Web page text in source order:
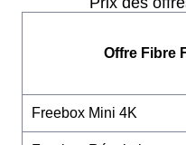
Offre Fibre
Freebox Mini 4K